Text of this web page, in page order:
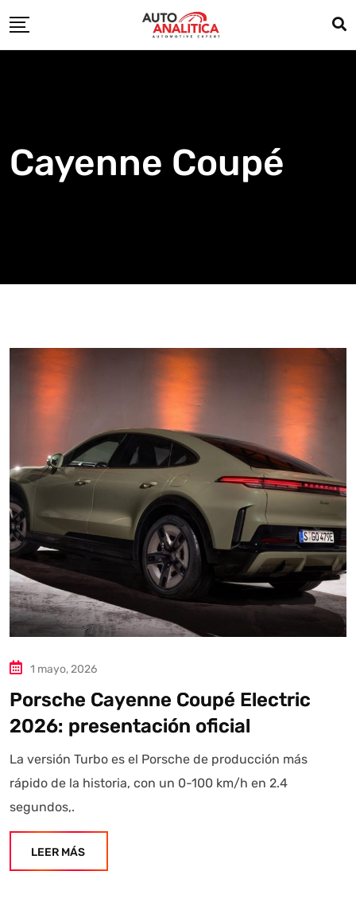
to
Cayenne Coupé
1 mayo, 2026
Porsche Cayenne Coupé Electric
2026: presentación oficial
La versión Turbo es el Porsche de producción más
rápido de la historia, con un 0-100 km/h en 2.4
segundos,.
LEER MÁS
Estoy aquí para encontrar lo que necesitas. ¿Qué estás
buscando? "Este asistente con IA (OpenAI) ofrece
información referencial que puede contener errores.
Asistente con IA en desarrollo. Autoanalítica optimiza
diariamente su exactitud."